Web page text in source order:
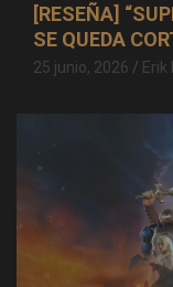
[RESEÑA]
SE QUEDA
25 junio, 2026